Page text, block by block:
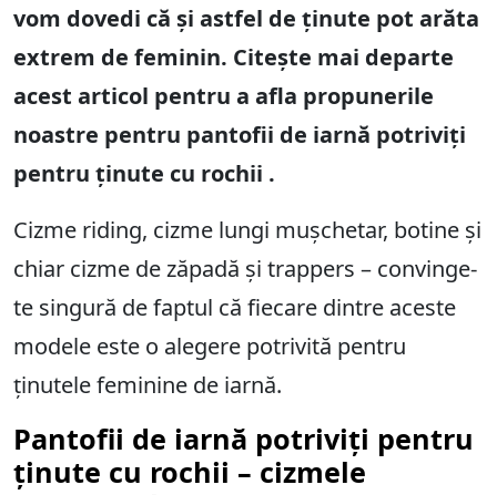
vom dovedi că și astfel de ținute pot arăta
extrem de feminin. Citește mai departe
acest articol pentru a afla propunerile
noastre pentru pantofii de iarnă potriviți
pentru ținute cu rochii .
Cizme riding, cizme lungi mușchetar, botine și
chiar cizme de zăpadă și trappers – convinge-
te singură de faptul că fiecare dintre aceste
modele este o alegere potrivită pentru
ținutele feminine de iarnă.
Pantofii de iarnă potriviți pentru
ținute cu rochii – cizmele